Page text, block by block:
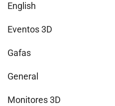
English
Eventos 3D
Gafas
General
Monitores 3D